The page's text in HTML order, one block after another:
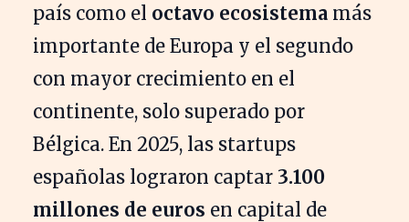
país como el octavo ecosistema más
importante de Europa y el segundo
con mayor crecimiento en el
continente, solo superado por
Bélgica. En 2025, las startups
españolas lograron captar 3.100
millones de euros en capital de